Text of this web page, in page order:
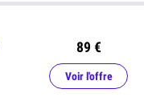
89 €
Voir l'offre